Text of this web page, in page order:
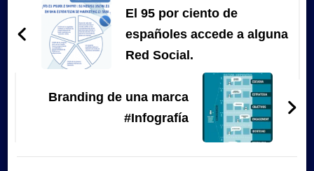
de
entradas
El 95 por ciento de
españoles accede a alguna
Red Social.
Branding de una marca
#Infografía